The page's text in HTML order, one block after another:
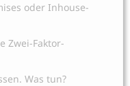
oder Inhouse-
Zwei-Faktor-
Was tun?